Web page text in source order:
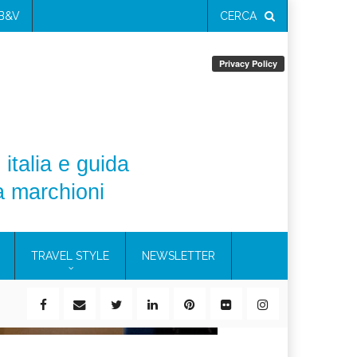
CERCA
italia e guida
marchioni
TRAVEL STYLE NEWSLETTER